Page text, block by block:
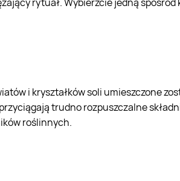
i kryształków soli umieszczone
trudno rozpuszczalne
roślinnych.